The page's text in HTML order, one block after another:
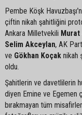
Pembe Köşk
çiftin nikah şahitliğini
Ankara Milletvekili Murat
Selim Akceylan, AK
ve Gökhan Koçak nikah
oldu.
Şahitlerin ve davetlilerin
diyen Emine ve Egemen
bırakmayan tüm